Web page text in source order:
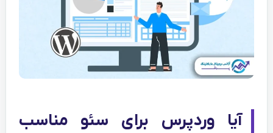
آیا وردپرس برای سئو مناسب